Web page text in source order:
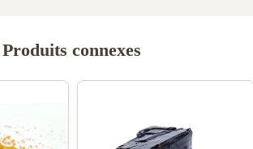
Produits connexes